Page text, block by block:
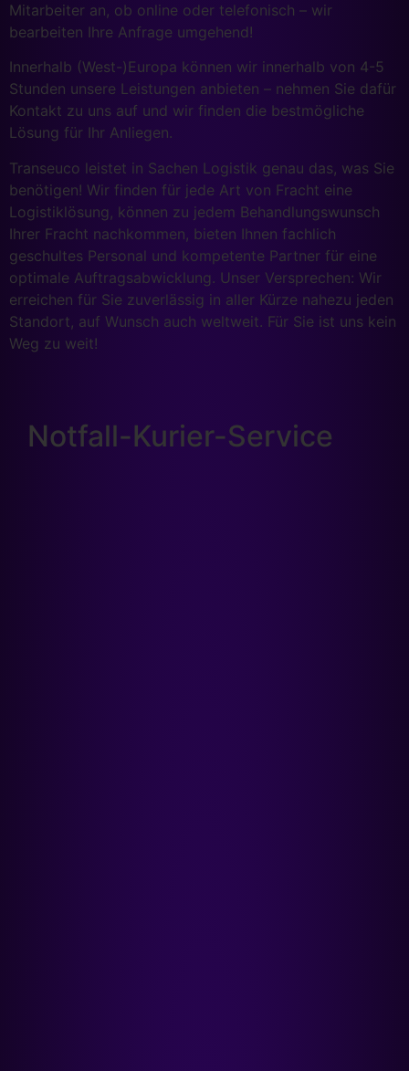
Mitarbeiter an, ob online oder telefonisch – wir
bearbeiten Ihre Anfrage umgehend!
Innerhalb (West-)Europa können wir innerhalb von 4-5
Stunden unsere Leistungen anbieten – nehmen Sie dafür
Kontakt zu uns auf und wir finden die bestmögliche
Lösung für Ihr Anliegen.
Transeuco leistet in Sachen Logistik genau das, was Sie
benötigen! Wir finden für jede Art von Fracht eine
Logistiklösung, können zu jedem Behandlungswunsch
Ihrer Fracht nachkommen, bieten Ihnen fachlich
geschultes Personal und kompetente Partner für eine
optimale Auftragsabwicklung. Unser Versprechen: Wir
erreichen für Sie zuverlässig in aller Kürze nahezu jeden
Standort, auf Wunsch auch weltweit. Für Sie ist uns kein
Weg zu weit!
Notfall-Kurier-Service